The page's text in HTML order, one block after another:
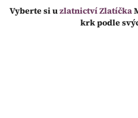
Vyberte si uzlatnictví Zlatíčka
krk podle